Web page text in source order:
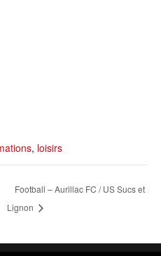
, loisirs
Football – Aurillac FC / US Sucs et
Lignon